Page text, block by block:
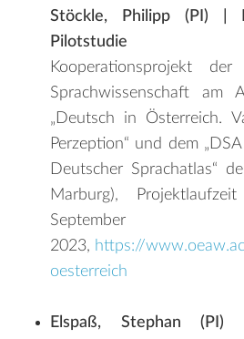
Stöckle, Philipp (PI) |
Pilotstudie
Kooperationsprojekt der
Sprachwissenschaft am
„Deutsch in Österreich.
Perzeption“ und dem
Deutscher Sprachatlas“
Marburg),
September
2023, https://
oesterreich
Elspaß, Stephan